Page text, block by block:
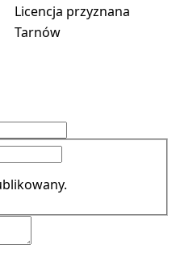
Licencja przyznana
Tarnów